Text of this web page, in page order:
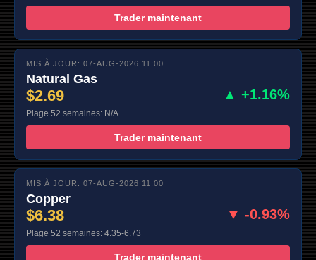
Trader maintenant
MIS À JOUR: 07-AUG-2026 11:00
Natural Gas
$2.69 ▲ +1.16%
Plage 52 semaines: N/A
Trader maintenant
MIS À JOUR: 07-AUG-2026 11:00
Copper
$6.38 ▼ -0.93%
Plage 52 semaines: 4.35-6.73
Trader maintenant